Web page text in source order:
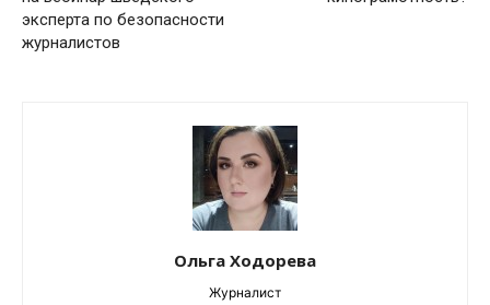
эксперта по безопасности
журналистов
Ольга Ходорева
Журналист